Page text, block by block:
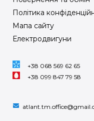
Політика
Мапа сайту
Електродвигуни
+38 068 569 62 65
+38 099 847 79 58